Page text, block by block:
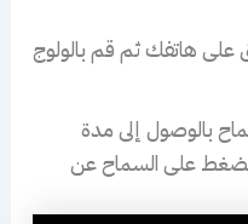
على هاتفك ثم قم بالولوج
بالوصول إلى مدة
على السماح عن